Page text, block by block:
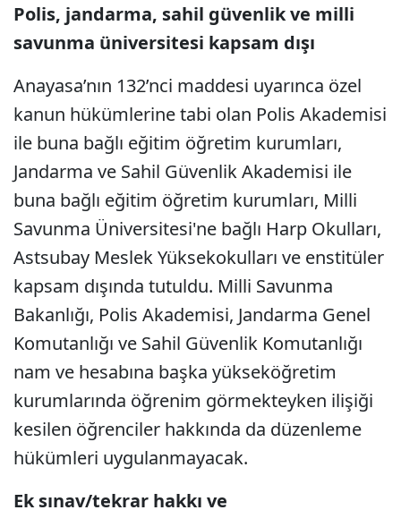
Polis, jandarma, sahil güvenlik ve milli
savunma üniversitesi kapsam dışı
Anayasa’nın 132’nci maddesi uyarınca özel
kanun hükümlerine tabi olan Polis Akademisi
ile buna bağlı eğitim öğretim kurumları,
Jandarma ve Sahil Güvenlik Akademisi ile
buna bağlı eğitim öğretim kurumları, Milli
Savunma Üniversitesi'ne bağlı Harp Okulları,
Astsubay Meslek Yüksekokulları ve enstitüler
kapsam dışında tutuldu. Milli Savunma
Bakanlığı, Polis Akademisi, Jandarma Genel
Komutanlığı ve Sahil Güvenlik Komutanlığı
nam ve hesabına başka yükseköğretim
kurumlarında öğrenim görmekteyken ilişiği
kesilen öğrenciler hakkında da düzenleme
hükümleri uygulanmayacak.
Ek sınav/tekrar hakkı ve